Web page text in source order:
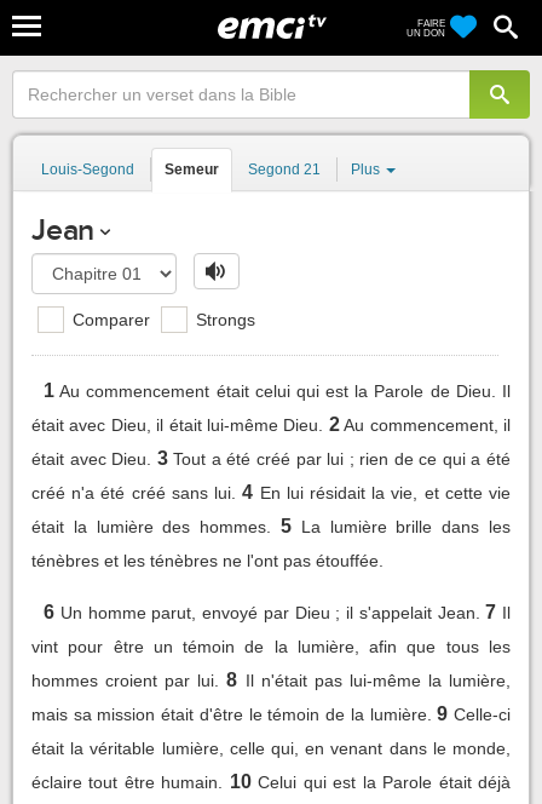
FAIRE
UN DON
Louis-Segond Semeur Segond 21 Plus
Jean
Comparer Strongs
1 Au commencement était celui qui est la Parole de Dieu. Il
était avec Dieu, il était lui-même Dieu.
2 Au commencement, il
était avec Dieu.
3 Tout a été créé par lui ; rien de ce qui a été
créé n'a été créé sans lui. 4 En lui résidait la vie, et cette vie
était la lumière des hommes.
5 La lumière brille dans les
ténèbres et les ténèbres ne l'ont pas étouffée.
6 Un homme parut, envoyé par Dieu ; il s'appelait Jean. 7 Il
vint pour être un témoin de la lumière, afin que tous les
hommes croient par lui.
8 Il n'était pas lui-même la lumière,
mais sa mission était d'être le témoin de la lumière. 9 Celle-ci
était la véritable lumière, celle qui, en venant dans le monde,
éclaire tout être humain.
10 Celui qui est la Parole était déjà